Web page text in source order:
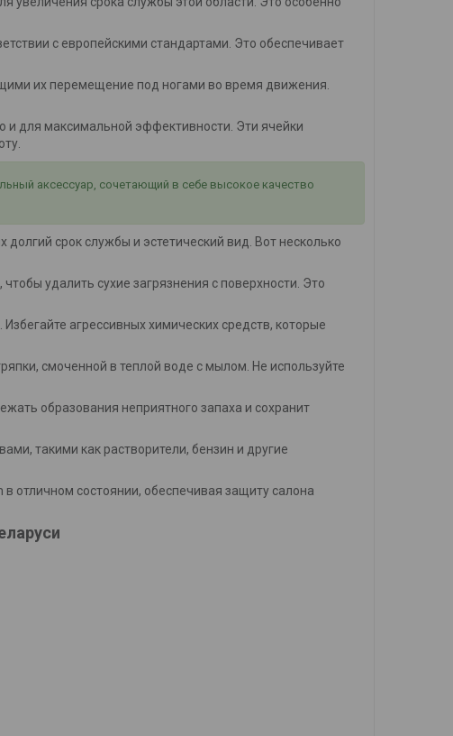
с европейскими стандартами. Это обеспечивает
их перемещение под ногами во время движения.
и для максимальной эффективности. Эти ячейки
аксессуар, сочетающий в себе высокое качество
срок службы и эстетический вид. Вот несколько
удалить сухие загрязнения с поверхности. Это
агрессивных химических средств, которые
смоченной в теплой воде с мылом. Не используйте
образования неприятного запаха и сохранит
такими как растворители, бензин и другие
отличном состоянии, обеспечивая защиту салона